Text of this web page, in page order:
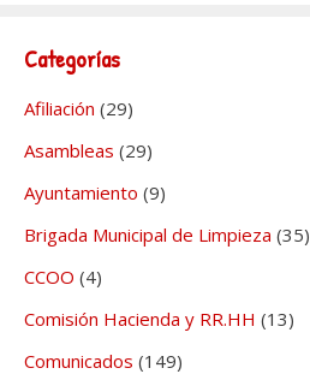
Categorías
Afiliación (29)
Asambleas (29)
Ayuntamiento (9)
Brigada Municipal de Limpieza (35)
CCOO (4)
Comisión Hacienda y RR.HH (13)
Comunicados (149)